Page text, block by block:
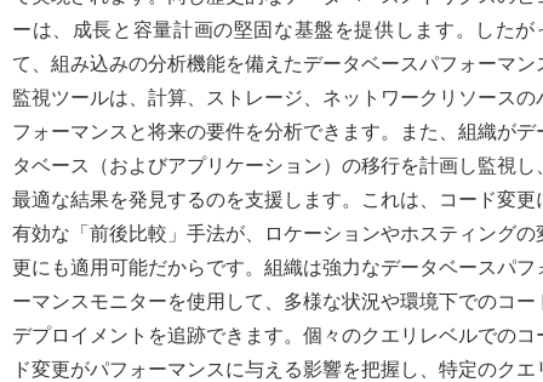
ーは、成長と容量計画の堅固な基盤を提供します。したが
て、組み込みの分析機能を備えたデータベースパフォーマン
監視ツールは、計算、ストレージ、ネットワークリソースの
フォーマンスと将来の要件を分析できます。また、組織がデ
タベース（およびアプリケーション）の移行を計画し監視し
最適な結果を発見するのを支援します。これは、コード変更
有効な「前後比較」手法が、ロケーションやホスティングの
更にも適用可能だからです。組織は強力なデータベースパフ
ーマンスモニターを使用して、多様な状況や環境下でのコー
デプロイメントを追跡できます。個々のクエリレベルでのコ
ド変更がパフォーマンスに与える影響を把握し、特定のクエ